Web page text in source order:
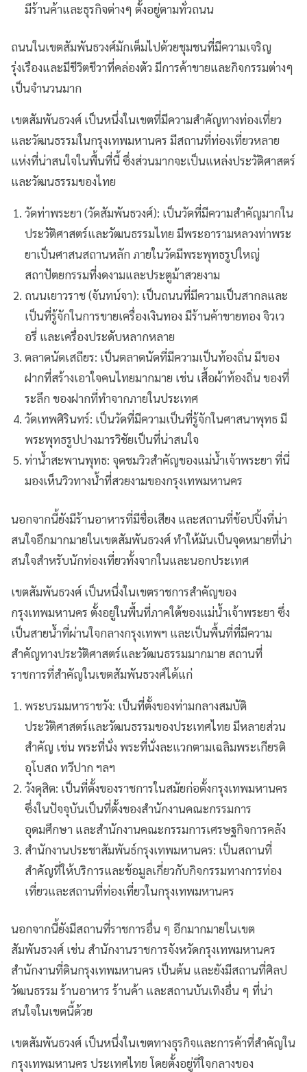
มีร้านค้าและธุรกิจต่างๆ ตั้งอยู่ตามทั่วถนน
ถนนในเขตสัมพันธวงศ์มักเต็มไปด้วยชุมชนที่มีความเจริญ
รุ่งเรืองและมีชีวิตชีวาที่คล่องตัว มีการค้าขายและกิจกรรมต่างๆ
เป็นจำนวนมาก
เขตสัมพันธวงศ์ เป็นหนึ่งในเขตที่มีความสำคัญทางท่องเที่ยว
และวัฒนธรรมในกรุงเทพมหานคร มีสถานที่ท่องเที่ยวหลาย
แห่งที่น่าสนใจในพื้นที่นี้ ซึ่งส่วนมากจะเป็นแหล่งประวัติศาสตร์
และวัฒนธรรมของไทย
วัดท่าพระยา (วัดสัมพันธวงศ์): เป็นวัดที่มีความสำคัญมากใน
ประวัติศาสตร์และวัฒนธรรมไทย มีพระอารามหลวงท่าพระ
ยาเป็นศาสนสถานหลัก ภายในวัดมีพระพุทธรูปใหญ่
สถาปัตยกรรมที่งดงามและประตูม้าสวยงาม
ถนนเยาวราช (จันทน์จา): เป็นถนนที่มีความเป็นสากลและ
เป็นที่รู้จักในการขายเครื่องเงินทอง มีร้านค้าขายทอง จิวเว
อรี่ และเครื่องประดับหลากหลาย
ตลาดนัดเสถียร: เป็นตลาดนัดที่มีความเป็นท้องถิ่น มีของ
ฝากที่สร้างเอาใจคนไทยมากมาย เช่น เสื้อผ้าท้องถิ่น ของที่
ระลึก ของฝากที่ทำจากภายในประเทศ
วัดเทพศิรินทร์: เป็นวัดที่มีความเป็นที่รู้จักในศาสนาพุทธ มี
พระพุทธรูปปางมารวิชัยเป็นที่น่าสนใจ
ท่าน้ำสะพานพุทธ: จุดชมวิวสำคัญของแม่น้ำเจ้าพระยา ที่นี่
มองเห็นวิวทางน้ำที่สวยงามของกรุงเทพมหานคร
นอกจากนี้ยังมีร้านอาหารที่มีชื่อเสียง และสถานที่ช้อปปิ้งที่น่า
สนใจอีกมากมายในเขตสัมพันธวงศ์ ทำให้มันเป็นจุดหมายที่น่า
สนใจสำหรับนักท่องเที่ยวทั้งจากในและนอกประเทศ
เขตสัมพันธวงศ์ เป็นหนึ่งในเขตราชการสำคัญของ
กรุงเทพมหานคร ตั้งอยู่ในพื้นที่ภาคใต้ของแม่น้ำเจ้าพระยา ซึ่ง
เป็นสายน้ำที่ผ่านใจกลางกรุงเทพฯ และเป็นพื้นที่ที่มีความ
สำคัญทางประวัติศาสตร์และวัฒนธรรมมากมาย สถานที่
ราชการที่สำคัญในเขตสัมพันธวงศ์ได้แก่
พระบรมมหาราชวัง: เป็นที่ตั้งของท่ามกลางสมบัติ
ประวัติศาสตร์และวัฒนธรรมของประเทศไทย มีหลายส่วน
สำคัญ เช่น พระที่นั่ง พระที่นั่งละแวกตามเฉลิมพระเกียรติ
อุโบสถ ทวีปาก ฯลฯ
วังดุสิต: เป็นที่ตั้งของราชการในสมัยก่อตั้งกรุงเทพมหานคร
ซึ่งในปัจจุบันเป็นที่ตั้งของสำนักงานคณะกรรมการ
อุดมศึกษา และสำนักงานคณะกรรมการเศรษฐกิจการคลัง
สำนักงานประชาสัมพันธ์กรุงเทพมหานคร: เป็นสถานที่
สำคัญที่ให้บริการและข้อมูลเกี่ยวกับกิจกรรมทางการท่อง
เที่ยวและสถานที่ท่องเที่ยวในกรุงเทพมหานคร
นอกจากนี้ยังมีสถานที่ราชการอื่น ๆ อีกมากมายในเขต
สัมพันธวงศ์ เช่น สำนักงานราชการจังหวัดกรุงเทพมหานคร
สำนักงานที่ดินกรุงเทพมหานคร เป็นต้น และยังมีสถานที่ศิลป
วัฒนธรรม ร้านอาหาร ร้านค้า และสถานบันเทิงอื่น ๆ ที่น่า
สนใจในเขตนี้ด้วย
เขตสัมพันธวงศ์ เป็นหนึ่งในเขตทางธุรกิจและการค้าที่สำคัญใน
กรุงเทพมหานคร ประเทศไทย โดยตั้งอยู่ที่ใจกลางของ